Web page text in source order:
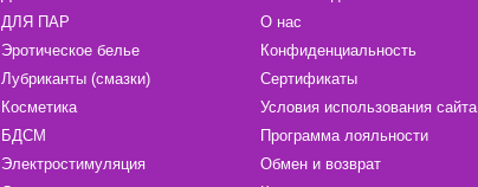
ДЛЯ ПАР
Эротическое белье
Лубриканты (смазки)
Косметика
БДСМ
Электростимуляция
О нас
Конфиденциальность
Сертификаты
Условия использования сайта
Программа лояльности
Обмен и возврат